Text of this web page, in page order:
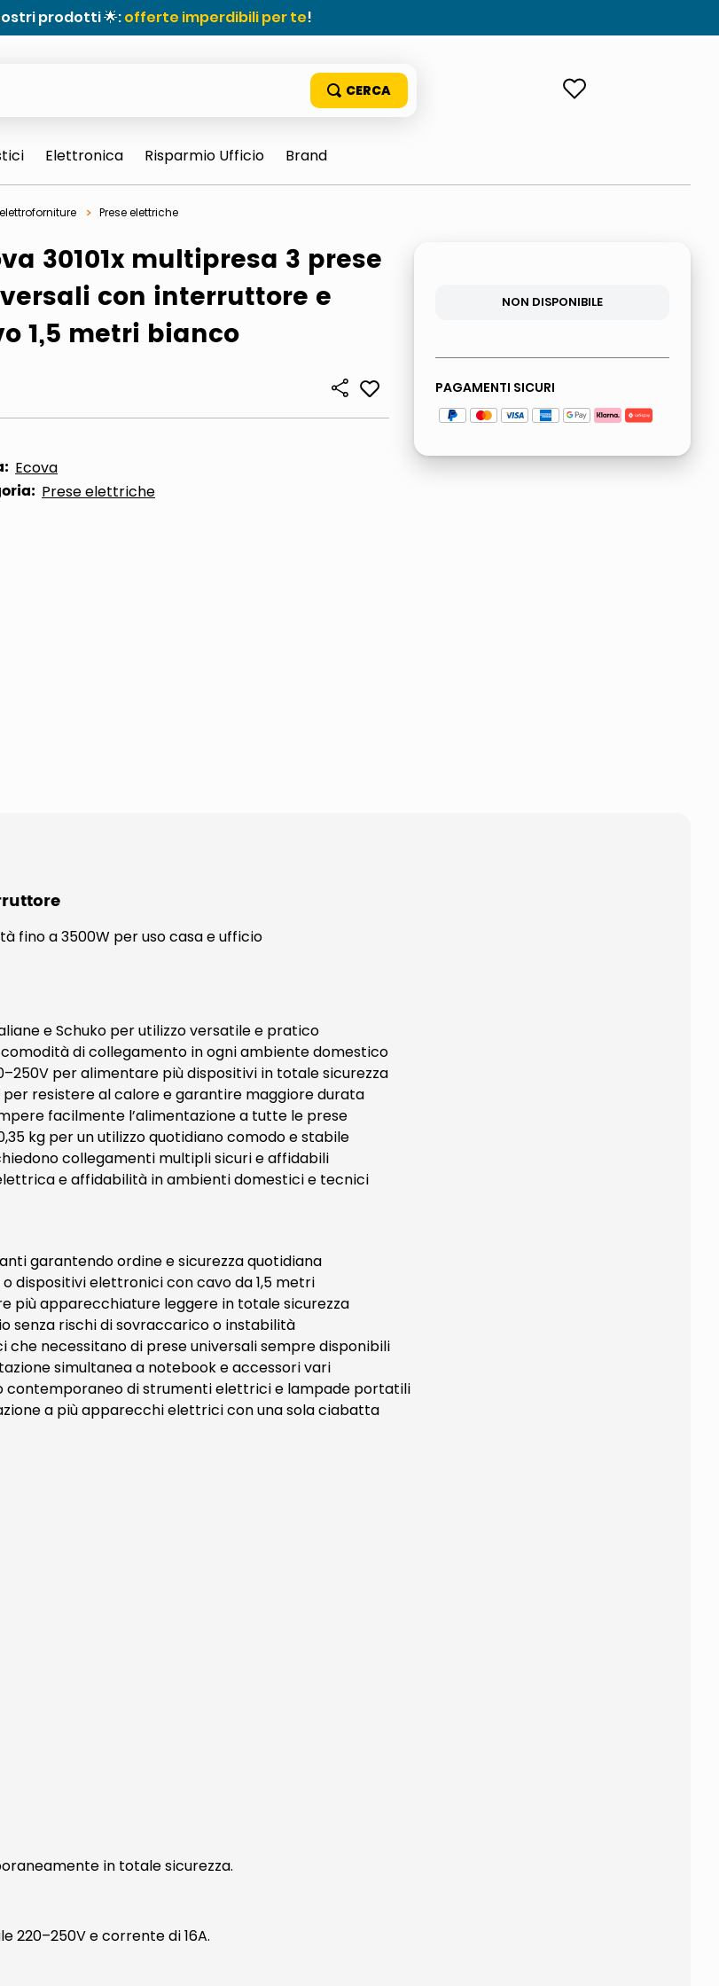
prodotti 🌟:offerte imperdibili per te!
sun
Elettronica Risparmio Ufficio Brand
Prese elettriche
30101x multipresa 3 prese
con interruttore e
1,5 metri bianco
Ecova
Prese elettriche
NON DISPONIBILE
PAGAMENTI SICURI
fino a 3500W per uso casa e ufficio
e Schuko per utilizzo versatile e pratico
comodità di collegamento in ogni ambiente domestico
per alimentare più dispositivi in totale sicurezza
resistere al calore e garantire maggiore durata
facilmente l’alimentazione a tutte le prese
kg per un utilizzo quotidiano comodo e stabile
collegamenti multipli sicuri e affidabili
e affidabilità in ambienti domestici e tecnici
garantendo ordine e sicurezza quotidiana
dispositivi elettronici con cavo da 1,5 metri
più apparecchiature leggere in totale sicurezza
senza rischi di sovraccarico o instabilità
necessitano di prese universali sempre disponibili
simultanea a notebook e accessori vari
di strumenti elettrici e lampade portatili
a più apparecchi elettrici con una sola ciabatta
in totale sicurezza.
220–250V e corrente di 16A.